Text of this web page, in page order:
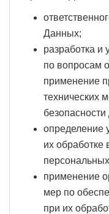
Данных;
разработка и
по вопросам
применение
технических
определение
их
применение
мер по
при их